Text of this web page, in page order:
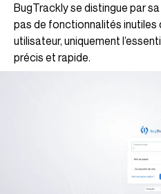
BugTrackly se distingue par
pas de fonctionnalités inutiles
utilisateur, uniquement
précis et rapide.